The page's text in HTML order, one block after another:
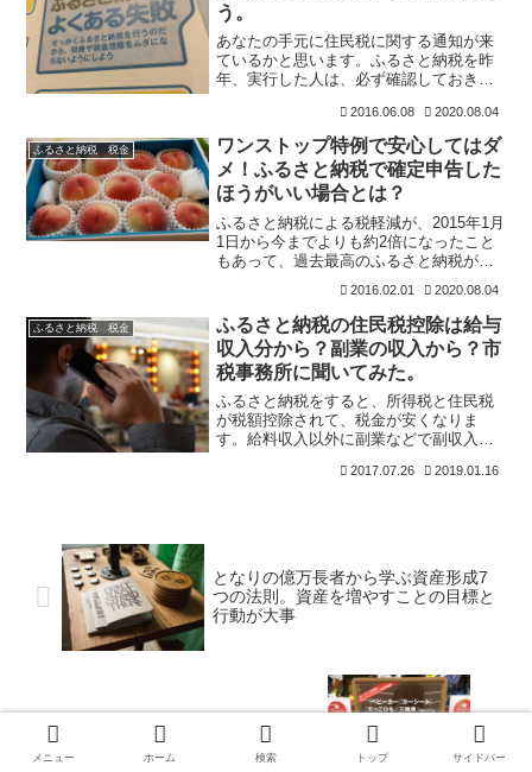
う。
あなたの手元に住民税に関する通知が来
ているかと思います。ふるさと納税を昨
年、実行した人は、必ず確認しておきま
プ特例といって確定申告をせずに税額控
除を受ける方法を選んだ場合は、住民税
からのみ税の控除を受ける
2016.06.08 2020.08.04
ふるさと納税 税金
ワンストップ特例で安心してはダ
メ！ふるさと納税で確定申告した
ほうがいい場合とは？
ふるさと納税による税軽減が、2015年1月
1日から今までよりも約2倍になったこと
もあって、過去最高のふるさと納税がな
ップ特例制度により確定申告が不要
（2015.4.1～）になったので、ますます
使いやすくな
2016.02.01 2020.08.04
ふるさと納税 税金
ふるさと納税の住民税控除は給与
収入分から？副業の収入から？市
税事務所に聞いてみた。
ふるさと納税をすると、所得税と住民税
が税額控除されて、税金が安くなりま
す。給料収入以外に副業などで副収入が
納税の限度額を計算することができま
2017.07.26 2019.01.16
となりの億万長者から学ぶ資産形成7
つの法則。資産を増やすことの目標と
行動が大事
アカチャンホンポでお得に安く買い物
をする3つの方法。子育て家庭には割
引は助かります
メニュー ホーム 検索 トップ サイドバー